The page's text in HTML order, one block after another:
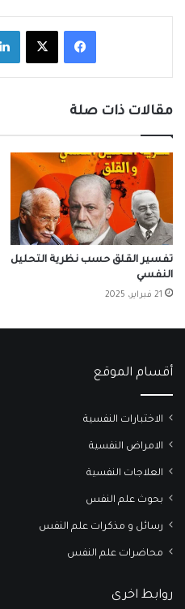
فيسبوك
مقالات ذات صلة
تفسير القلق حسب نظرية التحليل
النفسي
21 فبراير، 2025
أقسام الموقع
الاختبارات النفسية
الامراض النفسية
العلاجات النفسية
بحوث علم النفس
رسائل و مذكرات علم النفس
محاضرات علم النفس
روابط اخرى